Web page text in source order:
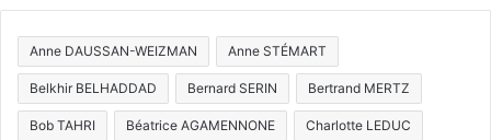
Anne DAUSSAN-WEIZMAN Anne STÉMART
Belkhir BELHADDAD Bernard SERIN Bertrand MERTZ
Bob TAHRI Béatrice AGAMENNONE Charlotte LEDUC